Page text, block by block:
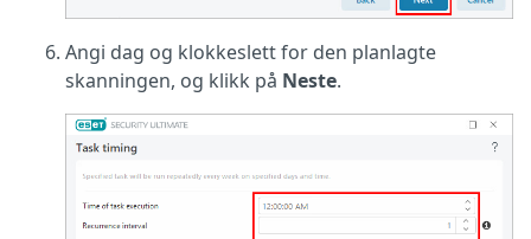
Angi dag og klokkeslett for den planlagte
skanningen, og klikk på Neste.